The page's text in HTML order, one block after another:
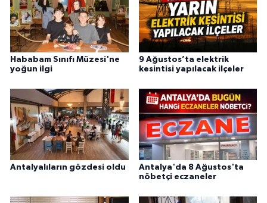
Hababam Sınıfı Müzesi'ne
yoğun ilgi
9 Ağustos’ta elektrik
kesintisi yapılacak ilçeler
Antalyalıların gözdesi oldu
Antalya'da 8 Ağustos'ta
nöbetçi eczaneler